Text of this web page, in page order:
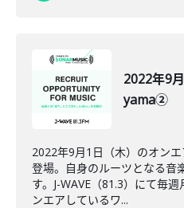
2022年9
yama②
2022年9月1日（木）のオン
登場。自身のルーツとなる音
す。J-WAVE（81.3）にて毎
ンエアしているワ...